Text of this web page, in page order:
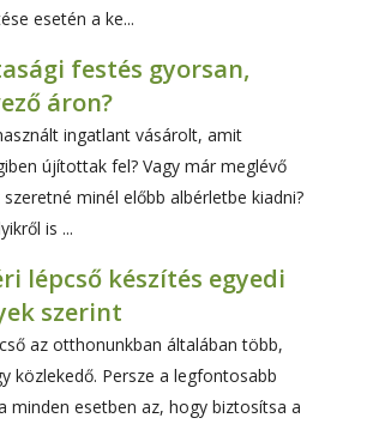
esetén a ke...
festés gyorsan,
áron?
ingatlant vásárolt, amit
újítottak fel? Vagy már meglévő
minél előbb albérletbe kiadni?
is ...
lépcső készítés egyedi
szerint
az otthonunkban általában több,
közlekedő. Persze a legfontosabb
minden esetben az, hogy biztosítsa a